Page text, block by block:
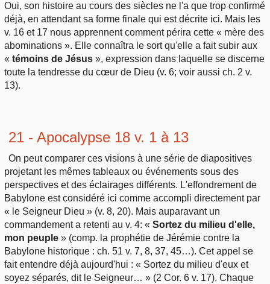
Oui, son histoire au cours des siècles ne l'a que trop confirmé
déjà, en attendant sa forme finale qui est décrite ici. Mais les
v. 16 et 17 nous apprennent comment périra cette « mère des
abominations ». Elle connaîtra le sort qu'elle a fait subir aux
« témoins de Jésus », expression dans laquelle se discerne
toute la tendresse du cœur de Dieu (v. 6; voir aussi ch. 2 v.
13).
21 - Apocalypse 18 v. 1 à 13
On peut comparer ces visions à une série de diapositives
projetant les mêmes tableaux ou événements sous des
perspectives et des éclairages différents. L'effondrement de
Babylone est considéré ici comme accompli directement par
« le Seigneur Dieu » (v. 8, 20). Mais auparavant un
commandement a retenti au v. 4: « Sortez du milieu d'elle,
mon peuple » (comp. la prophétie de Jérémie contre la
Babylone historique : ch. 51 v. 7, 8, 37, 45…). Cet appel se
fait entendre déjà aujourd'hui : « Sortez du milieu d'eux et
soyez séparés, dit le Seigneur… » (2 Cor. 6 v. 17). Chaque